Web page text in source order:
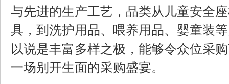
与先进的生产工艺，品类从儿童安全
具，到洗护用品、喂养用品、婴童装
以说是丰富多样之极，能够令众位采
一场别开生面的采购盛宴。